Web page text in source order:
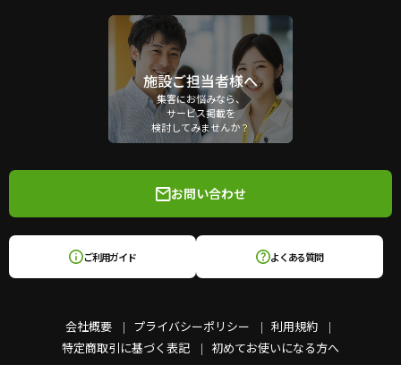
施設ご担当者様へ
集客にお悩みなら、
サービス掲載を
検討してみませんか？
会社概要 プライバシーポリシー
利用規約
特定商取引に基づく表記
初めてお使いになる方へ
お問い合わせ
ご利用ガイド よくある質問